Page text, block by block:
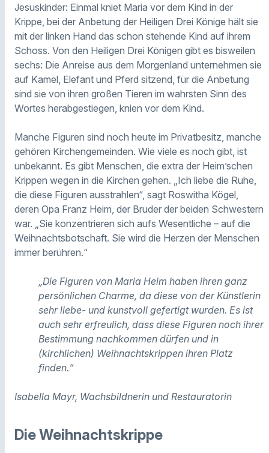
Jesuskinder: Einmal kniet Maria vor dem Kind in der
Krippe, bei der Anbetung der Heiligen Drei Könige hält sie
mit der linken Hand das schon stehende Kind auf ihrem
Schoss. Von den Heiligen Drei Königen gibt es bisweilen
sechs: Die Anreise aus dem Morgenland unternehmen sie
auf Kamel, Elefant und Pferd sitzend, für die Anbetung
sind sie von ihren großen Tieren im wahrsten Sinn des
Wortes herabgestiegen, knien vor dem Kind.
Manche Figuren sind noch heute im Privatbesitz, manche
gehören Kirchengemeinden. Wie viele es noch gibt, ist
unbekannt. Es gibt Menschen, die extra der Heim’schen
Krippen wegen in die Kirchen gehen. „Ich liebe die Ruhe,
die diese Figuren ausstrahlen“, sagt Roswitha Kögel,
deren Opa Franz Heim, der Bruder der beiden Schwestern
war. „Sie konzentrieren sich aufs Wesentliche – auf die
Weihnachtsbotschaft. Sie wird die Herzen der Menschen
immer berühren.“
„Die Figuren von Maria Heim haben ihren ganz
persönlichen Charme, da diese von der Künstlerin
sehr liebe- und kunstvoll gefertigt wurden. Es ist
auch sehr erfreulich, dass diese Figuren noch ihrer
Bestimmung nachkommen dürfen und in
(kirchlichen) Weihnachtskrippen ihren Platz
finden.“
Isabella Mayr, Wachsbildnerin und Restauratorin
Die Weihnachtskrippe